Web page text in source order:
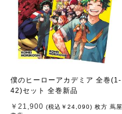
僕のヒーローアカデミア 全巻(1-
42)セット 全巻新品
￥21,900 (税込 ￥24,090) 枚方 蔦屋